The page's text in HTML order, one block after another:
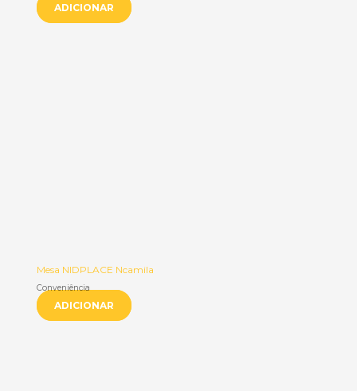
ADICIONAR
Mesa NIDPLACE Ncamila
Conveniência
ADICIONAR